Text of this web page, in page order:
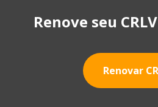
Renove seu
Renovar